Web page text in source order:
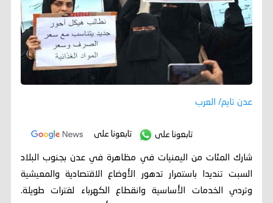
عدن تايم/ العرب
تابعونا على تابعونا على
شارك المئات من اليمنيات في مظاهرة في عدن بجنوب البلاد
السبت تنديدا باستمرار تدهور الأوضاع الاقتصادية والمعيشية
وتردي الخدمات الأساسية وانقطاع الكهرباء لفترات طويلة.